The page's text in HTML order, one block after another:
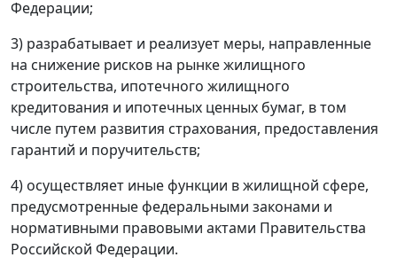
Федерации;
3) разрабатывает и реализует меры, направленные
на снижение рисков на рынке жилищного
строительства, ипотечного жилищного
кредитования и ипотечных ценных бумаг, в том
числе путем развития страхования, предоставления
гарантий и поручительств;
4) осуществляет иные функции в жилищной сфере,
предусмотренные федеральными законами и
нормативными правовыми актами Правительства
Российской Федерации.